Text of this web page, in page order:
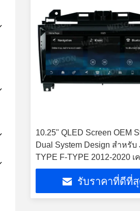
10.25" QLED Screen OEM
Dual System Design สําหรับ
TYPE F-TYPE 2012-2020 เ
สเตเรียรถยนต์
รับราคาที่ดีที่